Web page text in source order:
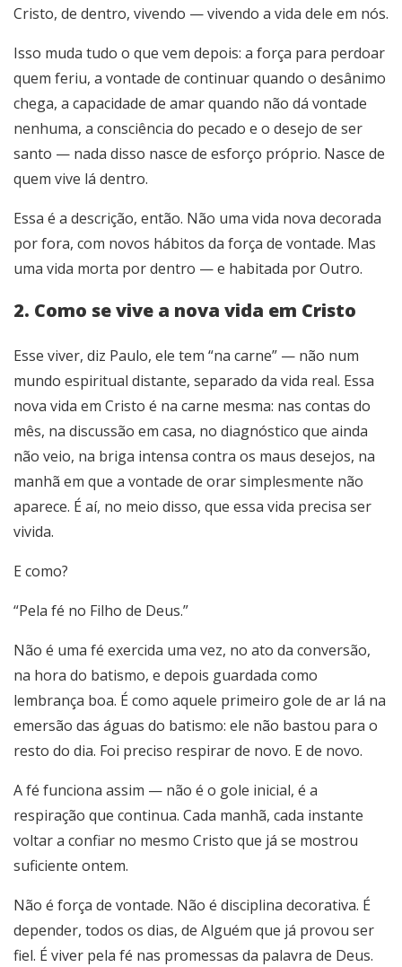
Cristo, de dentro, vivendo — vivendo a vida dele em nós.
Isso muda tudo o que vem depois: a força para perdoar
quem feriu, a vontade de continuar quando o desânimo
chega, a capacidade de amar quando não dá vontade
nenhuma, a consciência do pecado e o desejo de ser
santo — nada disso nasce de esforço próprio. Nasce de
quem vive lá dentro.
Essa é a descrição, então. Não uma vida nova decorada
por fora, com novos hábitos da força de vontade. Mas
uma vida morta por dentro — e habitada por Outro.
2. Como se vive a nova vida em Cristo
Esse viver, diz Paulo, ele tem “na carne” — não num
mundo espiritual distante, separado da vida real. Essa
nova vida em Cristo é na carne mesma: nas contas do
mês, na discussão em casa, no diagnóstico que ainda
não veio, na briga intensa contra os maus desejos, na
manhã em que a vontade de orar simplesmente não
aparece. É aí, no meio disso, que essa vida precisa ser
vivida.
E como?
“Pela fé no Filho de Deus.”
Não é uma fé exercida uma vez, no ato da conversão,
na hora do batismo, e depois guardada como
lembrança boa. É como aquele primeiro gole de ar lá na
emersão das águas do batismo: ele não bastou para o
resto do dia. Foi preciso respirar de novo. E de novo.
A fé funciona assim — não é o gole inicial, é a
respiração que continua. Cada manhã, cada instante
voltar a confiar no mesmo Cristo que já se mostrou
suficiente ontem.
Não é força de vontade. Não é disciplina decorativa. É
depender, todos os dias, de Alguém que já provou ser
fiel. É viver pela fé nas promessas da palavra de Deus.